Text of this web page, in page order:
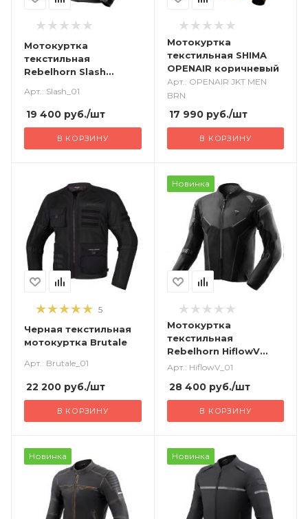
Мотокуртка
текстильная
Rebelhorn Slash
Арт.: Slash_01
19 400 руб./шт
В КОРЗИНУ
Мотокуртка
текстильная SHIMA
OPENAIR коричневый
Арт.: OPENAIR JKT MEN
BRN
17 990руб./шт
В КОРЗИНУ
5
Черная текстильная
мотокуртка Brutale
Арт.: Brutale_01
22 200 руб./шт
В КОРЗИНУ
Новинка
Мотокуртка
текстильная
Rebelhorn HiflowV
черный
Арт.: HiflowV_01
28 400руб./шт
В КОРЗИНУ
Новинка Новинка